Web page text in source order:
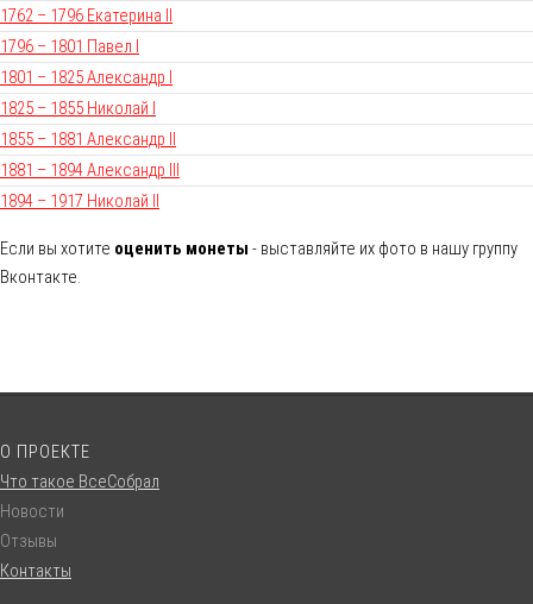
1762 – 1796 Екатерина II
1796 – 1801 Павел I
1801 – 1825 Александр I
1825 – 1855 Николай I
1855 – 1881 Александр II
1881 – 1894 Александр III
1894 – 1917 Николай II
Если вы хотите оценить монеты - выставляйте их фото в нашу группу
Вконтакте.
О ПРОЕКТЕ
Что такое ВсеСобрал
Новости
Отзывы
Контакты